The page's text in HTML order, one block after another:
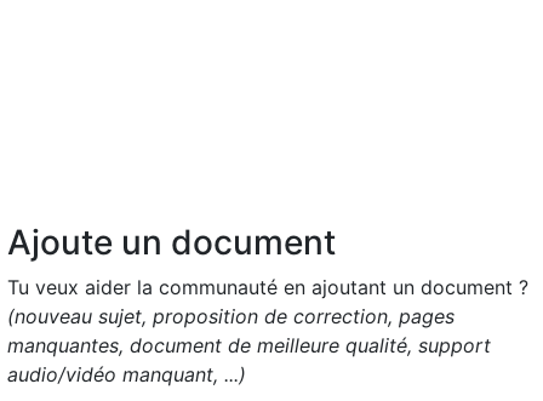
Ajoute un document
Tu veux aider la communauté en ajoutant un document ?
(nouveau sujet, proposition de correction, pages
manquantes, document de meilleure qualité, support
audio/vidéo manquant, ...)